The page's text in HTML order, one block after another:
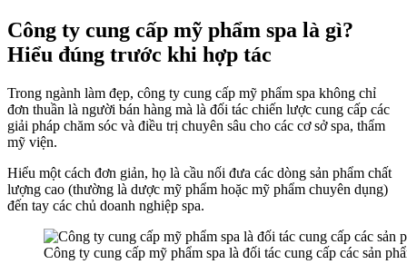
Công ty cung cấp mỹ phẩm spa là gì?
Hiểu đúng trước khi hợp tác
Trong ngành làm đẹp, công ty cung cấp mỹ phẩm spa không chỉ
đơn thuần là người bán hàng mà là đối tác chiến lược cung cấp các
giải pháp chăm sóc và điều trị chuyên sâu cho các cơ sở spa, thẩm
mỹ viện.
Hiểu một cách đơn giản, họ là cầu nối đưa các dòng sản phẩm chất
lượng cao (thường là dược mỹ phẩm hoặc mỹ phẩm chuyên dụng)
đến tay các chủ doanh nghiệp spa.
Công ty cung cấp mỹ phẩm spa là đối tác cung cấp các sản